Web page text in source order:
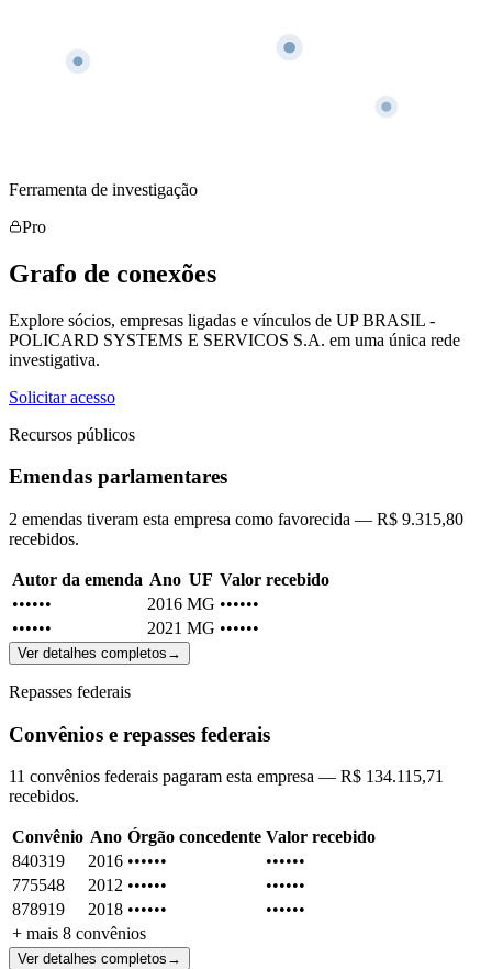
Ferramenta de investigação
Pro
Grafo de conexões
Explore sócios, empresas ligadas e vínculos de UP BRASIL -
POLICARD SYSTEMS E SERVICOS S.A. em uma única rede
investigativa.
Solicitar acesso
Recursos públicos
Emendas parlamentares
2 emendas tiveram esta empresa como favorecida — R$ 9.315,80
recebidos.
Autor da emenda Ano UF Valor recebido
••••••
2016 MG ••••••
••••••
2021 MG ••••••
Ver detalhes completos →
Repasses federais
Convênios e repasses federais
11 convênios federais pagaram esta empresa — R$ 134.115,71
recebidos.
Convênio Ano Órgão concedente Valor recebido
840319
2016 ••••••
••••••
775548
2012 ••••••
••••••
878919
2018 ••••••
••••••
+ mais 8 convênios
Ver detalhes completos →